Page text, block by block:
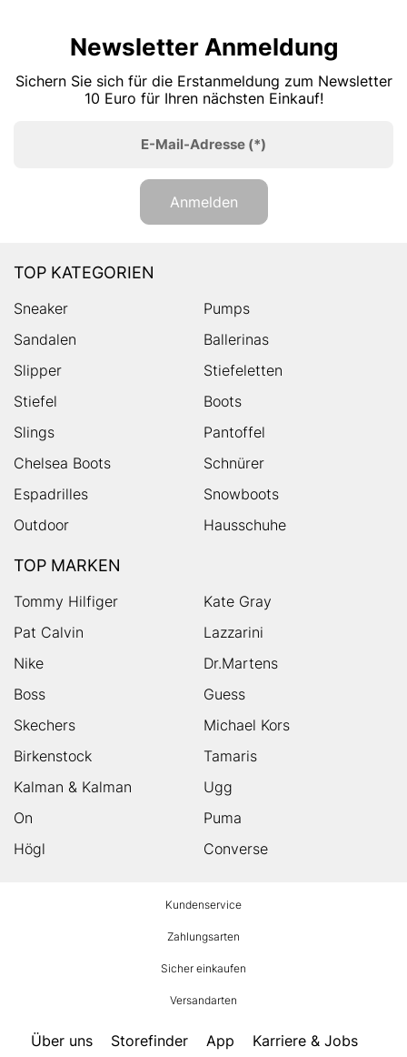
Newsletter Anmeldung
Sichern Sie sich für die Erstanmeldung zum Newsletter
10 Euro für Ihren nächsten Einkauf!
E-Mail-Adresse (*)
Anmelden
TOP KATEGORIEN
Sneaker
Pumps
Sandalen
Ballerinas
Slipper
Stiefeletten
Stiefel
Boots
Slings
Pantoffel
Chelsea Boots
Schnürer
Espadrilles
Snowboots
Outdoor
Hausschuhe
TOP MARKEN
Tommy Hilfiger
Kate Gray
Pat Calvin
Lazzarini
Nike
Dr.Martens
Boss
Guess
Skechers
Michael Kors
Birkenstock
Tamaris
Kalman & Kalman
Ugg
On
Puma
Högl
Converse
Kundenservice
Zahlungsarten
Sicher einkaufen
Versandarten
Über uns Storefinder App
Karriere & Jobs